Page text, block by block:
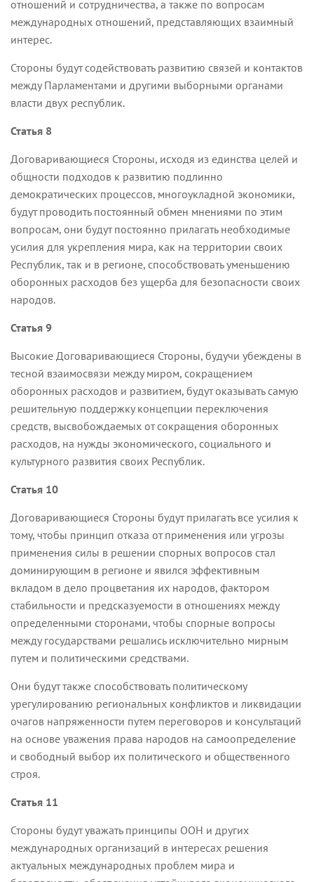
отношений и сотрудничества, а также по вопросам
международных отношений, представляющих взаимный
интерес.
Стороны будут содействовать развитию связей и контактов
между Парламентами и другими выборными органами
власти двух республик.
Статья 8
Договаривающиеся Стороны, исходя из единства целей и
общности подходов к развитию подлинно
демократических процессов, многоукладной экономики,
будут проводить постоянный обмен мнениями по этим
вопросам, они будут постоянно прилагать необходимые
усилия для укрепления мира, как на территории своих
Республик, так и в регионе, способствовать уменьшению
оборонных расходов без ущерба для безопасности своих
народов.
Статья 9
Высокие Договаривающиеся Стороны, будучи убеждены в
тесной взаимосвязи между миром, сокращением
оборонных расходов и развитием, будут оказывать самую
решительную поддержку концепции переключения
средств, высвобождаемых от сокращения оборонных
расходов, на нужды экономического, социального и
культурного развития своих Республик.
Статья 10
Договаривающиеся Стороны будут прилагать все усилия к
тому, чтобы принцип отказа от применения или угрозы
применения силы в решении спорных вопросов стал
доминирующим в регионе и явился эффективным
вкладом в дело процветания их народов, фактором
стабильности и предсказуемости в отношениях между
определенными сторонами, чтобы спорные вопросы
между государствами решались исключительно мирным
путем и политическими средствами.
Они будут также способствовать политическому
урегулированию региональных конфликтов и ликвидации
очагов напряженности путем переговоров и консультаций
на основе уважения права народов на самоопределение
и свободный выбор их политического и общественного
строя.
Статья 11
Стороны будут уважать принципы ООН и других
международных организаций в интересах решения
актуальных международных проблем мира и